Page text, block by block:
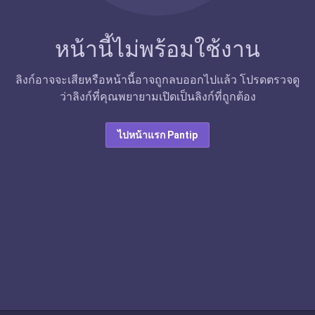
หน้านี้ไม่พร้อมใช้งาน
ลิงก์อาจจะเสียหรือหน้านี้อาจถูกลบออกไปแล้ว โปรดตรวจดู
ว่าลิงก์ที่คุณพยายามเปิดเป็นลิงก์ที่ถูกต้อง
ไปหน้าแรก Pantip